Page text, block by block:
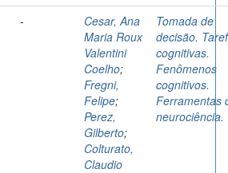
-
Cesar, Ana
Maria Roux
Valentini
Coelho;
Fregni,
Felipe;
Perez,
Gilberto;
Colturato,
Claudio
Tomada de
decisão.
cognitivas.
Fenômenos
cognitivos.
Ferramentas
neurociência.